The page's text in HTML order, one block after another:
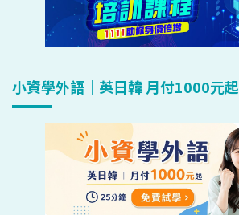
小資學外語｜英日韓 月付1000元起